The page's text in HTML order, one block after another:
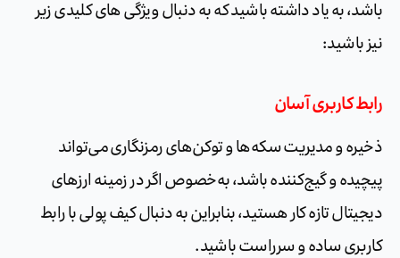
باشد، به یاد داشته باشید که به دنبال ویژگی های کلیدی زیر
نیز باشید:
رابط کاربری آسان
ذخیره و مدیریت سکه‌ها و توکن‌های رمزنگاری می‌تواند
پیچیده و گیج‌کننده باشد، به‌خصوص اگر در زمینه ارزهای
دیجیتال تازه کار هستید، بنابراین به دنبال کیف پولی با رابط
کاربری ساده و سرراست باشید.